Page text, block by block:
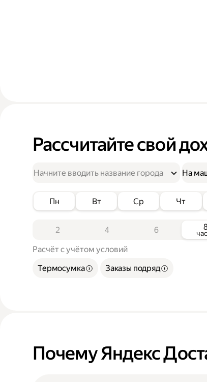
Рассчитайте свой
На
Пн Вт Ср Чт
2 4 6
Расчёт с учётом условий
Термосумка
Заказы подряд
Почему Яндекс